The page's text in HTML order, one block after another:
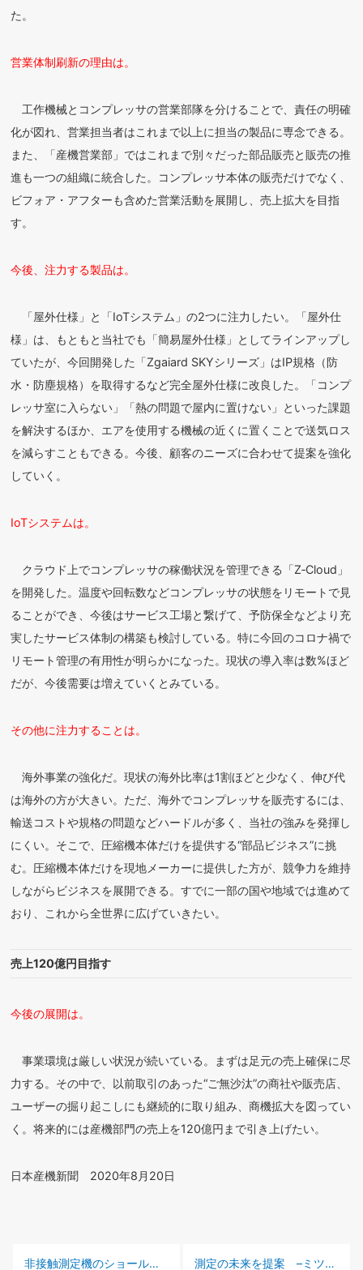
た。
営業体制刷新の理由は。
工作機械とコンプレッサの営業部隊を分けることで、責任の明確
化が図れ、営業担当者はこれまで以上に担当の製品に専念できる。
また、「産機営業部」ではこれまで別々だった部品販売と販売の推
進も一つの組織に統合した。コンプレッサ本体の販売だけでなく、
ビフォア・アフターも含めた営業活動を展開し、売上拡大を目指
す。
今後、注力する製品は。
「屋外仕様」と「IoTシステム」の2つに注力したい。「屋外仕
様」は、もともと当社でも「簡易屋外仕様」としてラインアップし
ていたが、今回開発した「Zgaiard SKYシリーズ」はIP規格（防
水・防塵規格）を取得するなど完全屋外仕様に改良した。「コンプ
レッサ室に入らない」「熱の問題で屋内に置けない」といった課題
を解決するほか、エアを使用する機械の近くに置くことで送気ロス
を減らすこともできる。今後、顧客のニーズに合わせて提案を強化
していく。
IoTシステムは。
クラウド上でコンプレッサの稼働状況を管理できる「Z‐Cloud」
を開発した。温度や回転数などコンプレッサの状態をリモートで見
ることができ、今後はサービス工場と繋げて、予防保全などより充
実したサービス体制の構築も検討している。特に今回のコロナ禍で
リモート管理の有用性が明らかになった。現状の導入率は数%ほど
だが、今後需要は増えていくとみている。
その他に注力することは。
海外事業の強化だ。現状の海外比率は1割ほどと少なく、伸び代
は海外の方が大きい。ただ、海外でコンプレッサを販売するには、
輸送コストや規格の問題などハードルが多く、当社の強みを発揮し
にくい。そこで、圧縮機本体だけを提供する“部品ビジネス”に挑
む。圧縮機本体だけを現地メーカーに提供した方が、競争力を維持
しながらビジネスを展開できる。すでに一部の国や地域では進めて
おり、これから全世界に広げていきたい。
売上120億円目指す
今後の展開は。
事業環境は厳しい状況が続いている。まずは足元の売上確保に尽
力する。その中で、以前取引のあった“ご無沙汰”の商社や販売店、
ユーザーの掘り起こしにも継続的に取り組み、商機拡大を図ってい
く。将来的には産機部門の売上を120億円まで引き上げたい。
日本産機新聞 2020年8月20日
前の記事 :
非接触測定機のショールーム開設 –ユーロテクノ – 次の記事 :
測定の未来を提案 –ミツトヨ 沼田 恵明社長に聞く–